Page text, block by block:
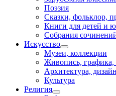
Поэзия
Сказки, фольклор,
Книги для детей и
Собрания
Искусство
Музеи, коллекции
Живопись, графика,
Архитектура,
Культура
Религия